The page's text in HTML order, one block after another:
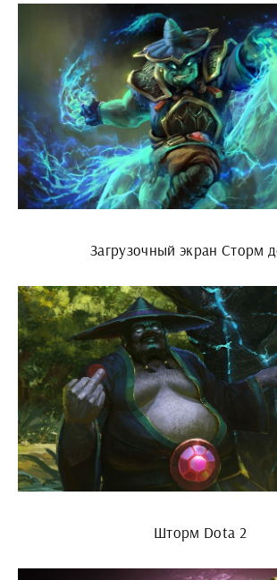
Загрузочный экран Сторм
Шторм Dota 2